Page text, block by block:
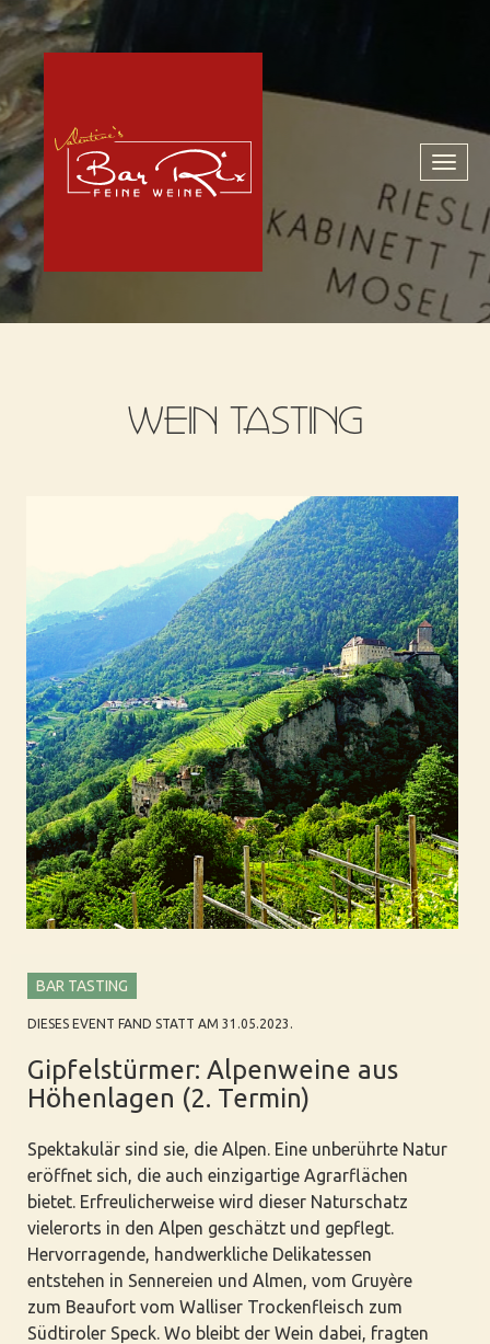
Toggle
WEIN TASTING
BAR TASTING
DIESES EVENT FAND STATT AM 31.05.2023.
Gipfelstürmer: Alpenweine aus
Höhenlagen (2. Termin)
Spektakulär sind sie, die Alpen. Eine unberührte Natur
eröffnet sich, die auch einzigartige Agrarflächen
bietet. Erfreulicherweise wird dieser Naturschatz
vielerorts in den Alpen geschätzt und gepflegt.
Hervorragende, handwerkliche Delikatessen
entstehen in Sennereien und Almen, vom Gruyère
zum Beaufort vom Walliser Trockenfleisch zum
Südtiroler Speck. Wo bleibt der Wein dabei, fragten